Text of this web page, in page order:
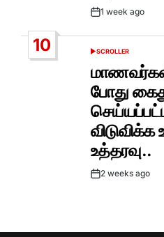
Post1 week ago
10
POSTED
SCROLLER
போது
உத்தரவு..
Post2 weeks ago